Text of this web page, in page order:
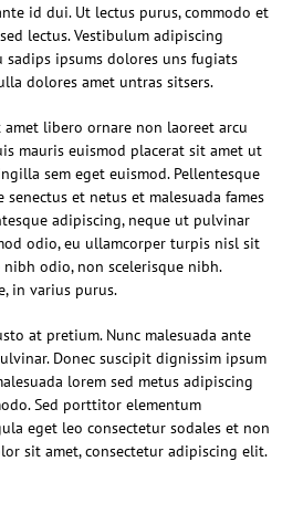
id dui. Ut lectus purus, commodo et
lectus. Vestibulum adipiscing
ipsums dolores uns fugiats
dolores amet untras sitsers.
libero ornare non laoreet arcu
mauris euismod placerat sit amet ut
sem eget euismod. Pellentesque
et netus et malesuada fames
adipiscing, neque ut pulvinar
odio, eu ullamcorper turpis nisl sit
odio, non scelerisque nibh.
in varius purus.
at pretium. Nunc malesuada ante
Donec suscipit dignissim ipsum
lorem sed metus adipiscing
Sed porttitor elementum
eget leo consectetur sodales et non
sit amet, consectetur adipiscing elit.